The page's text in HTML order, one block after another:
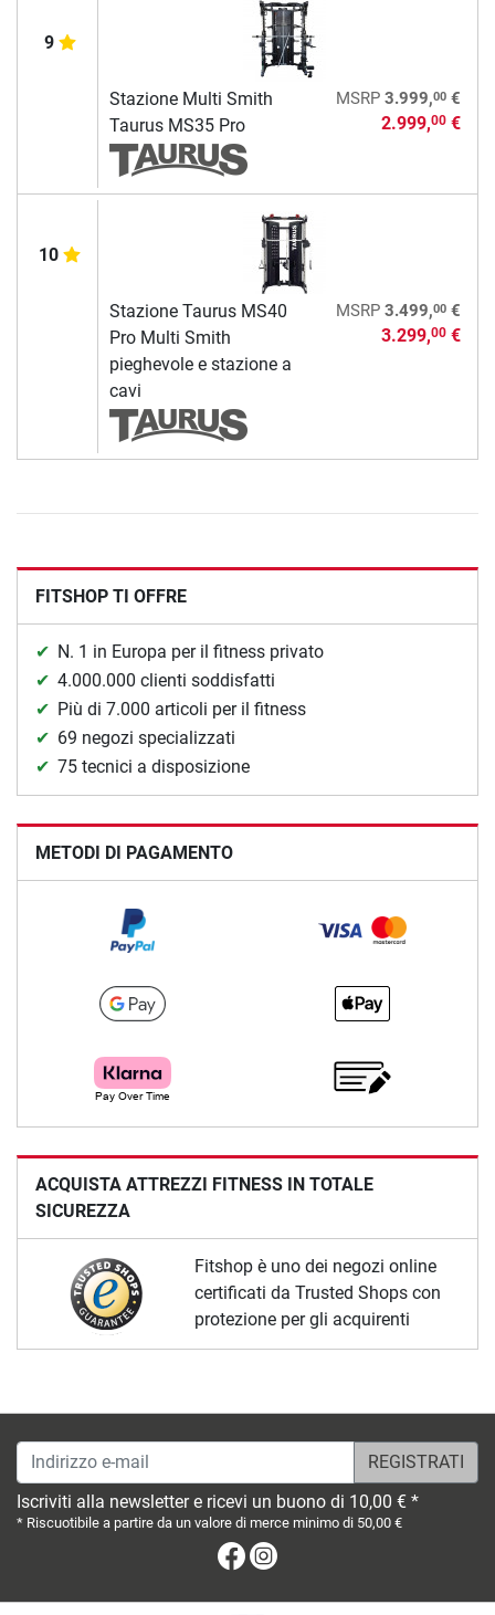
9
Stazione Multi Smith
Taurus MS35 Pro
MSRP 3.999,00€
2.999,00€
10
Stazione Taurus MS40
Pro Multi Smith
pieghevole e stazione a
cavi
MSRP 3.499,00€
3.299,00€
FITSHOP TI OFFRE
N. 1 in Europa per il fitness privato
4.000.000 clienti soddisfatti
Più di 7.000 articoli per il fitness
69 negozi specializzati
75 tecnici a disposizione
METODI DI PAGAMENTO
ACQUISTA ATTREZZI FITNESS IN TOTALE
SICUREZZA
Fitshop è uno dei negozi online
certificati da Trusted Shops con
protezione per gli acquirenti
Indirizzo e-mail
Iscriviti alla newsletter e ricevi un buono di 10,00 € *
* Riscuotibile a partire da un valore di merce minimo di 50,00 €
Facebook